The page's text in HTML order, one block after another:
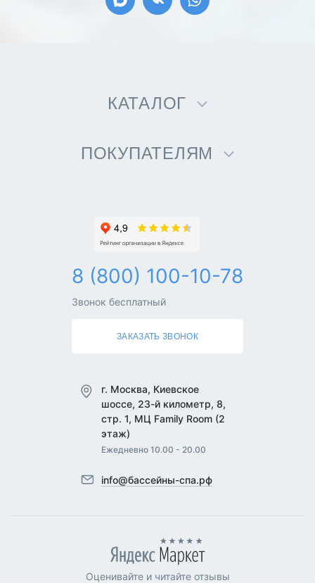
КАТАЛОГ
ПОКУПАТЕЛЯМ
8 (800) 100-10-78
Звонок бесплатный
ЗАКАЗАТЬ ЗВОНОК
г. Москва, Киевское
шоссе, 23-й километр, 8,
стр. 1, МЦ Family Room (2
этаж)
Ежедневно 10.00 - 20.00
info@бассейны-спа.рф
Оценивайте и читайте отзывы